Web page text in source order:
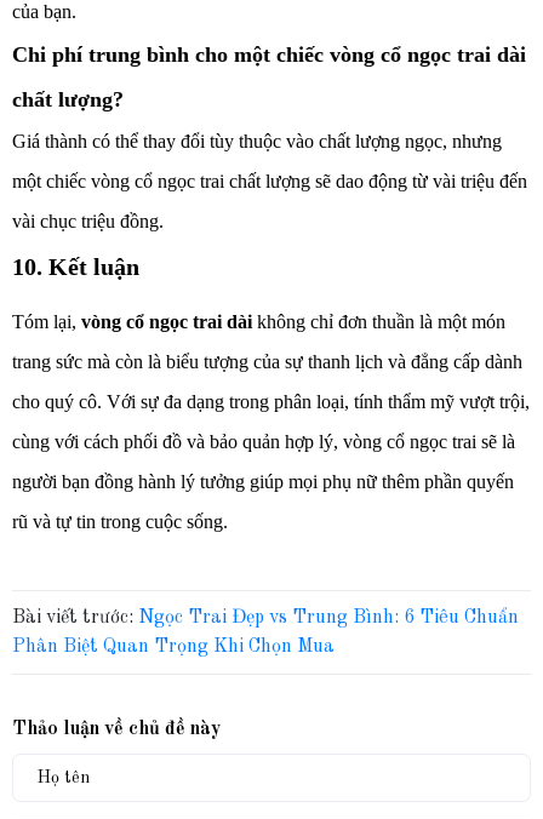
của bạn.
Chi phí trung bình cho một chiếc vòng cổ ngọc trai dài
chất lượng?
Giá thành có thể thay đổi tùy thuộc vào chất lượng ngọc, nhưng
một chiếc vòng cổ ngọc trai chất lượng sẽ dao động từ vài triệu đến
vài chục triệu đồng.
10. Kết luận
Tóm lại, vòng cổ ngọc trai dài không chỉ đơn thuần là một món
trang sức mà còn là biểu tượng của sự thanh lịch và đẳng cấp dành
cho quý cô. Với sự đa dạng trong phân loại, tính thẩm mỹ vượt trội,
cùng với cách phối đồ và bảo quản hợp lý, vòng cổ ngọc trai sẽ là
người bạn đồng hành lý tưởng giúp mọi phụ nữ thêm phần quyến
rũ và tự tin trong cuộc sống.
Bài viết trước: Ngọc Trai Đẹp vs Trung Bình: 6 Tiêu Chuẩn
Phân Biệt Quan Trọng Khi Chọn Mua
Thảo luận về chủ đề này